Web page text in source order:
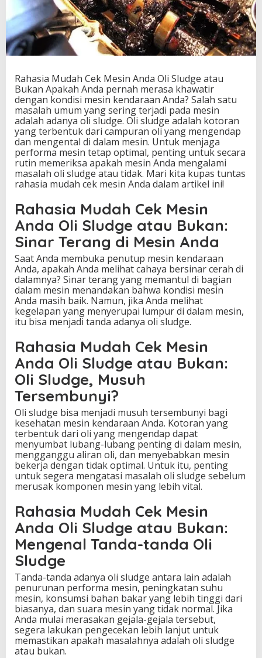
n
d
a
O
l
u
d
g
e
a
t
a
u
B
u
a
n
Rahasia Mudah Cek Mesin Anda Oli Sludge atau
Bukan Apakah Anda pernah merasa khawatir
dengan kondisi mesin kendaraan Anda? Salah satu
masalah umum yang sering terjadi pada mesin
adalah adanya oli sludge. Oli sludge adalah kotoran
yang terbentuk dari campuran oli yang mengendap
dan mengental di dalam mesin. Untuk menjaga
performa mesin tetap optimal, penting untuk secara
rutin memeriksa apakah mesin Anda mengalami
masalah oli sludge atau tidak. Mari kita kupas tuntas
rahasia mudah cek mesin Anda dalam artikel ini!
Rahasia Mudah Cek Mesin
Anda Oli Sludge atau Bukan:
Sinar Terang di Mesin Anda
Saat Anda membuka penutup mesin kendaraan
Anda, apakah Anda melihat cahaya bersinar cerah di
dalamnya? Sinar terang yang memantul di bagian
dalam mesin menandakan bahwa kondisi mesin
Anda masih baik. Namun, jika Anda melihat
kegelapan yang menyerupai lumpur di dalam mesin,
itu bisa menjadi tanda adanya oli sludge.
Rahasia Mudah Cek Mesin
Anda Oli Sludge atau Bukan:
Oli Sludge, Musuh
Tersembunyi?
Oli sludge bisa menjadi musuh tersembunyi bagi
kesehatan mesin kendaraan Anda. Kotoran yang
terbentuk dari oli yang mengendap dapat
menyumbat lubang-lubang penting di dalam mesin,
mengganggu aliran oli, dan menyebabkan mesin
bekerja dengan tidak optimal. Untuk itu, penting
untuk segera mengatasi masalah oli sludge sebelum
merusak komponen mesin yang lebih vital.
Rahasia Mudah Cek Mesin
Anda Oli Sludge atau Bukan:
Mengenal Tanda-tanda Oli
Sludge
Tanda-tanda adanya oli sludge antara lain adalah
penurunan performa mesin, peningkatan suhu
mesin, konsumsi bahan bakar yang lebih tinggi dari
biasanya, dan suara mesin yang tidak normal. Jika
Anda mulai merasakan gejala-gejala tersebut,
segera lakukan pengecekan lebih lanjut untuk
memastikan apakah masalahnya adalah oli sludge
atau bukan.